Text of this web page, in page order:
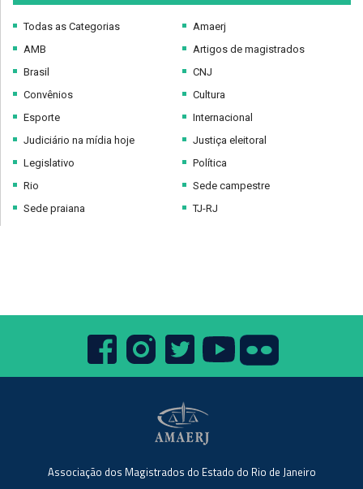
Todas as Categorias
AMB
Brasil
Convênios
Esporte
Judiciário na mídia hoje
Legislativo
Rio
Sede praiana
Amaerj
Artigos de magistrados
CNJ
Cultura
Internacional
Justiça eleitoral
Política
Sede campestre
TJ-RJ
Associação dos Magistrados do Estado do Rio de Janeiro